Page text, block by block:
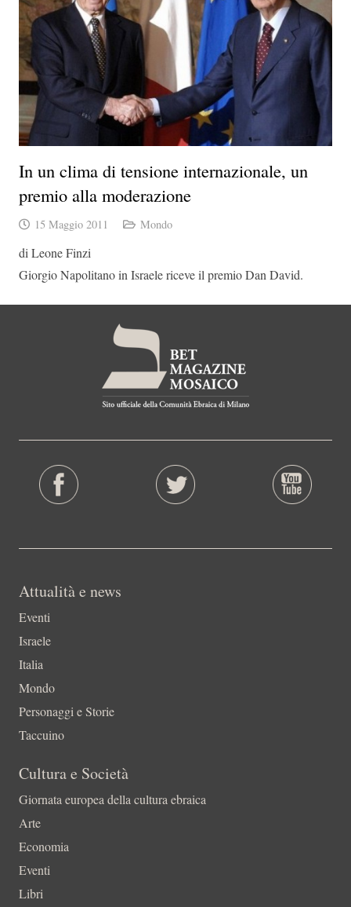
In un clima di tensione internazionale, un
premio alla moderazione
15 Maggio 2011 Mondo
di Leone Finzi
Giorgio Napolitano in Israele riceve il premio Dan David.
Attualità e news
Eventi
Israele
Italia
Mondo
Personaggi e Storie
Taccuino
Cultura e Società
Giornata europea della cultura ebraica
Arte
Economia
Eventi
Libri